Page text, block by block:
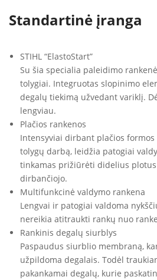
Standartinė įranga
STIHL “ElastoStart”
Su šia specialia paleidimo
tolygiai. Integruotas slopinimo
degalų tiekimą užvedant variklį.
lengviau.
Plačios rankenos
Intensyviai dirbant plačios
tolygų darbą, leidžia patogiai
tinkamas prižiūrėti didelius
dirbančiojo.
Multifunkcinė valdymo rankena
Lengvai ir patogiai valdoma
nereikia atitraukti rankų nuo
Rankinis degalų siurblys
Paspaudus siurblio membraną,
užpildoma degalais. Todėl
pakankamai degalų, kurie